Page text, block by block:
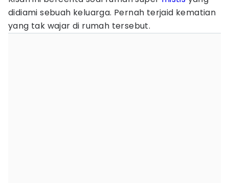
didiami sebuah keluarga. Pernah terjaid kematian
yang tak wajar di rumah tersebut.